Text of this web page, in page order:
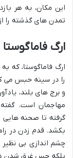
این مکان، به هر
تمدن های گذشته را
ارگ
ارگ فاماگوستا، که
را در سینه حبس می
و برج های بلند،
مهاجمان است.
گرفته تا صحنه هایی
بکشد. قدم زدن در
چشم اندازی بی
بلکه حس غرق شدن در